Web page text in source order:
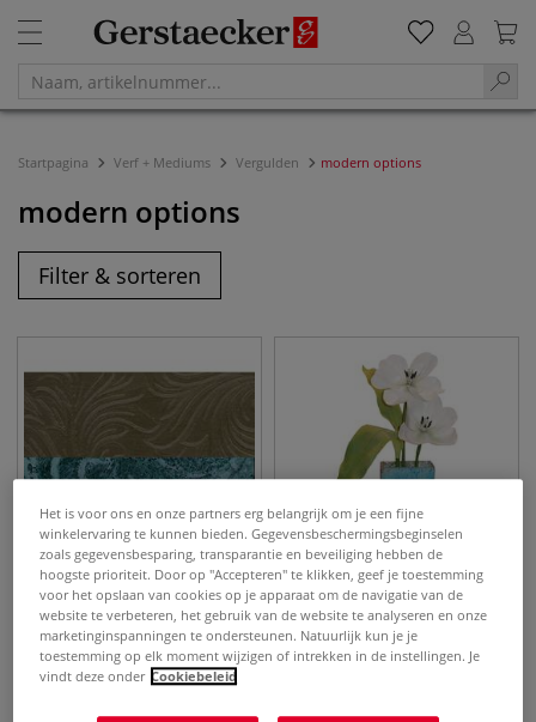
Startpagina Verf + Mediums Vergulden modern options
modern options
Filter & sorteren
modern options |
METALLIC base coat™
modern options | PATINA
top coat™
Het is voor ons en onze partners erg belangrijk om je een fijne
winkelervaring te kunnen bieden. Gegevensbeschermingsbeginselen
zoals gegevensbesparing, transparantie en beveiliging hebben de
hoogste prioriteit. Door op "Accepteren" te klikken, geef je toestemming
voor het opslaan van cookies op je apparaat om de navigatie van de
website te verbeteren, het gebruik van de website te analyseren en onze
marketinginspanningen te ondersteunen. Natuurlijk kun je je
toestemming op elk moment wijzigen of intrekken in de instellingen. Je
vindt deze onder Cookiebeleid